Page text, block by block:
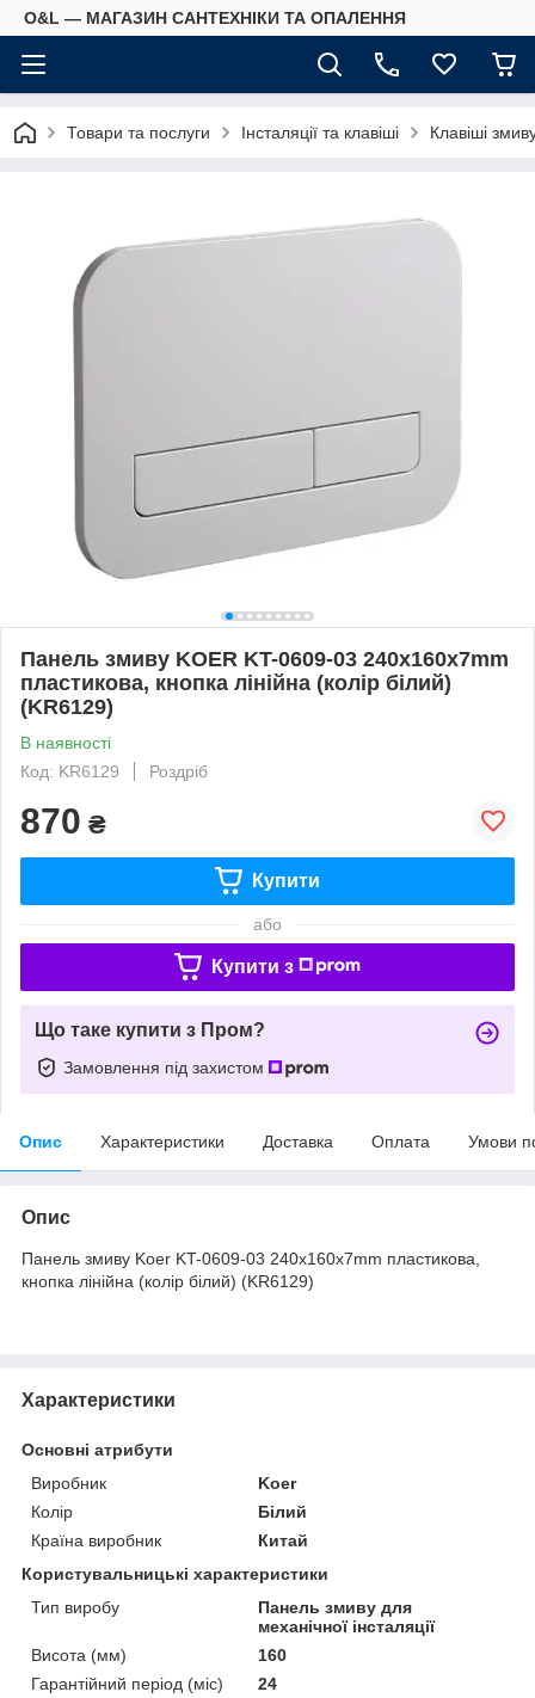
O&L — МАГАЗИН САНТЕХНІКИ ТА ОПАЛЕННЯ
Товари та послуги Інсталяції та клавіші Клавіші
Панель змиву KOER KT-0609-03 240x160x7mm
пластикова, кнопка лінійна (колір білий)
(KR6129)
В наявності
Код: KR6129
Роздріб
870 ₴
Купити
або
Купити з
Що таке купити з Пром?
Замовлення під захистом
Опис Характеристики Доставка Оплата Умови
Опис
Панель змиву Koer KT-0609-03 240x160x7mm пластикова,
кнопка лінійна (колір білий) (KR6129)
Характеристики
Основні атрибути
Виробник
Koer
Колір
Білий
Країна виробник
Китай
Користувальницькі характеристики
Тип виробу
Панель змиву для
механічної інсталяції
Висота (мм)
160
Гарантійний період (міс)
24